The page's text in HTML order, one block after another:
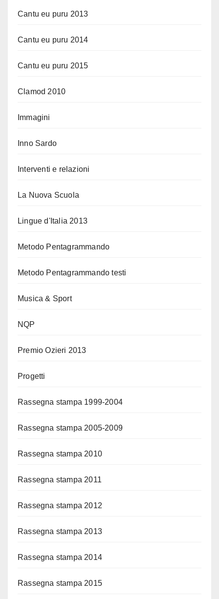
Cantu eu puru 2013
Cantu eu puru 2014
Cantu eu puru 2015
Clamod 2010
Immagini
Inno Sardo
Interventi e relazioni
La Nuova Scuola
Lingue d'Italia 2013
Metodo Pentagrammando
Metodo Pentagrammando testi
Musica & Sport
NQP
Premio Ozieri 2013
Progetti
Rassegna stampa 1999-2004
Rassegna stampa 2005-2009
Rassegna stampa 2010
Rassegna stampa 2011
Rassegna stampa 2012
Rassegna stampa 2013
Rassegna stampa 2014
Rassegna stampa 2015